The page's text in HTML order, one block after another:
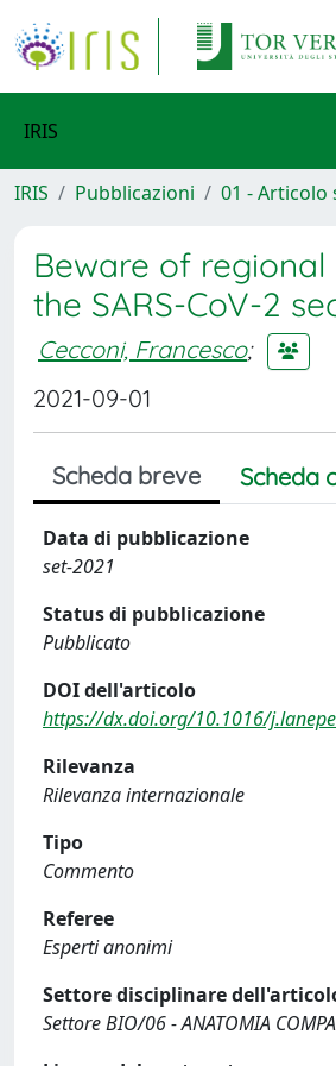
IRIS
IRIS Pubblicazioni 01 - Articolo
Beware of
the SARS-CoV-2
Cecconi, Francesco;
2021-09-01
Scheda breve Scheda
Data di pubblicazione
set-2021
Status di pubblicazione
Pubblicato
DOI dell'articolo
https://dx.doi.org/10.1016/
Rilevanza
Rilevanza internazionale
Tipo
Commento
Referee
Esperti anonimi
Settore disciplinare
Settore BIO/06 - ANATOMIA